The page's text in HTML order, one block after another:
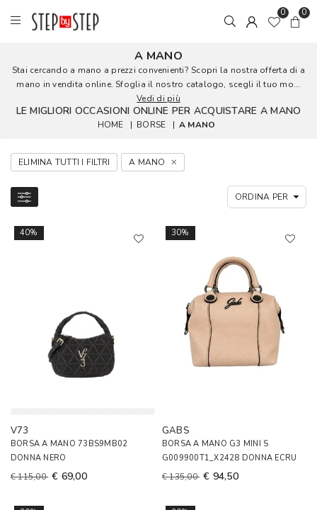
0 0
A MANO
Stai cercando a mano a prezzi convenienti? Scopri la nostra offerta di a
mano in vendita online. Sfoglia il nostro catalogo, scegli il tuo mo...
Vedi di più
LE MIGLIORI OCCASIONI ONLINE PER ACQUISTARE A MANO
HOME | BORSE | A MANO
ELIMINA TUTTI I FILTRI A MANO
40%
V73
BORSA A MANO 73BS9MB02
DONNA NERO
€ 115,00 € 69,00
30%
GABS
BORSA A MANO G3 MINI S
G009900T1_X2428 DONNA ECRU
€ 135,00 € 94,50